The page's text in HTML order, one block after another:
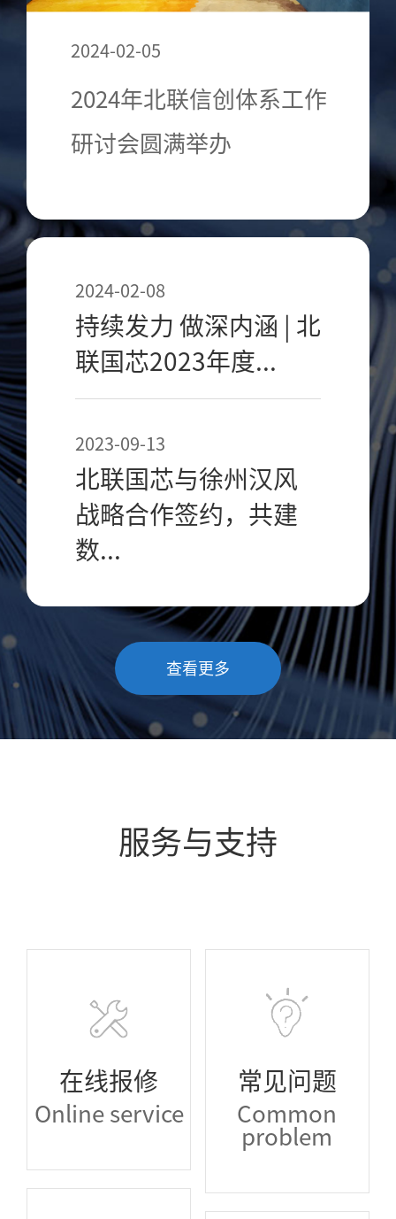
2024-02-05
2024年北联信创体系工作
研讨会圆满举办
2024-02-08
持续发力 做深内涵 | 北
联国芯2023年度...
2023-09-13
北联国芯与徐州汉风
战略合作签约，共建
数...
查看更多
服务与支持
在线报修
Online service
常见问题
Common
problem